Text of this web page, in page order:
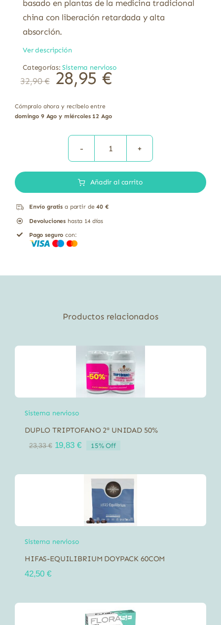
basado en plantas de la medicina tradicional
china con liberación retardada y alta
absorción.
Ver descripción
Categorías:Sistema nervioso
32,90€ 28,95 €
Cómpralo ahora y recíbelo entre
domingo 9 Ago y miércoles 12 Ago
Chinasor
Peonia
Añadir al carrito
Envío gratis a partir de40 €
Devoluciones hasta 14 días
Pago seguro con:
Productos relacionados
Sistema nervioso
DUPLO TRIPTOFANO 2ª UNIDAD 50%
23,33€ El
era:
19,83 €El
es:
19,83 €.
15% Off
Sistema nervioso
HIFAS-EQUILIBRIUM DOYPACK 60COM
42,50 €